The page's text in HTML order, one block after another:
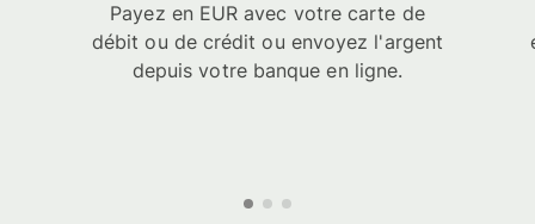
Payez en EUR avec votre carte de
débit ou de crédit ou envoyez l'argent
depuis votre banque en ligne.